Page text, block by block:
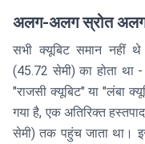
अलग-अलग स्रोत
सभी क्यूबिट समान नहीं
(45.72 सेमी) का होता था
"राजसी क्यूबिट" या "लंबा
गया है, एक अतिरिक्त
सेमी) तक पहुंच जाता था।